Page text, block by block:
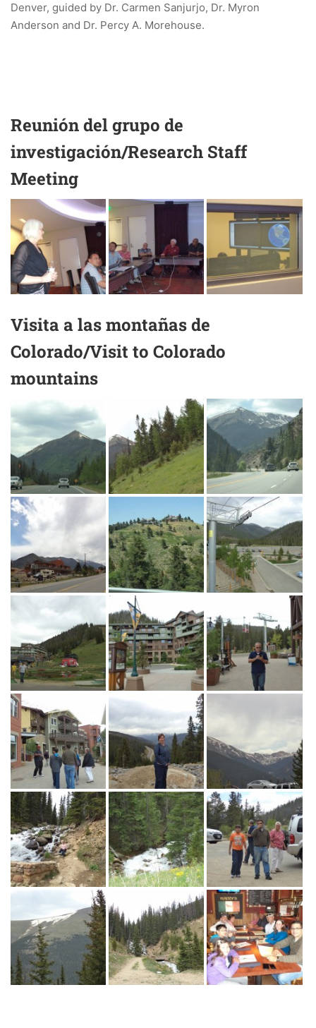
Denver, guided by Dr. Carmen Sanjurjo, Dr. Myron
Anderson and Dr. Percy A. Morehouse.
Reunión del grupo de
investigación/Research Staff
Meeting
Visita a las montañas de
Colorado/Visit to Colorado
mountains